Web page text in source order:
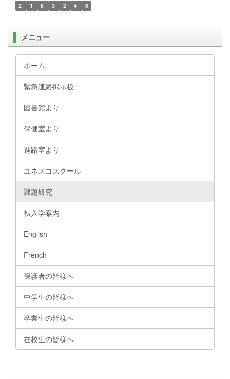
2 1 6 3 2 4 8
メニュー
ホーム
緊急連絡掲示板
図書館より
保健室より
進路室より
ユネスコスクール
課題研究
転入学案内
English
French
保護者の皆様へ
中学生の皆様へ
卒業生の皆様へ
在校生の皆様へ